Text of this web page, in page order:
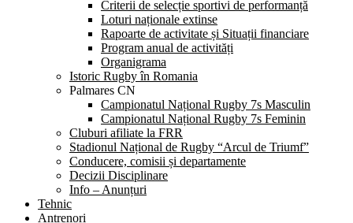
Criterii de selecție sportivi de performanță
Loturi naționale extinse
Rapoarte de activitate și Situații financiare
Program anual de activități
Organigrama
Istoric Rugby în Romania
Palmares CN
Campionatul Național Rugby 7s Masculin
Campionatul Național Rugby 7s Feminin
Cluburi afiliate la FRR
Stadionul Național de Rugby “Arcul de Triumf”
Conducere, comisii și departamente
Decizii Disciplinare
Info – Anunțuri
Tehnic
Antrenori